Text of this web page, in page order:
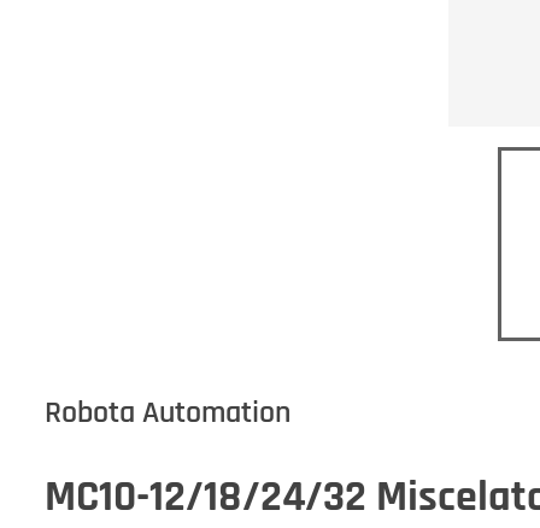
Robota Automation
MC10-12/18/24/32